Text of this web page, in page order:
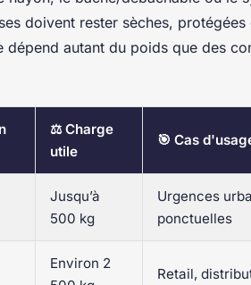
doivent rester sèches, protégées
autant du poids que des
⚖️ Charge
utile
🎯 Cas
Jusqu’à
500 kg
Urgences
ponctuelles
Environ 2
Retail,